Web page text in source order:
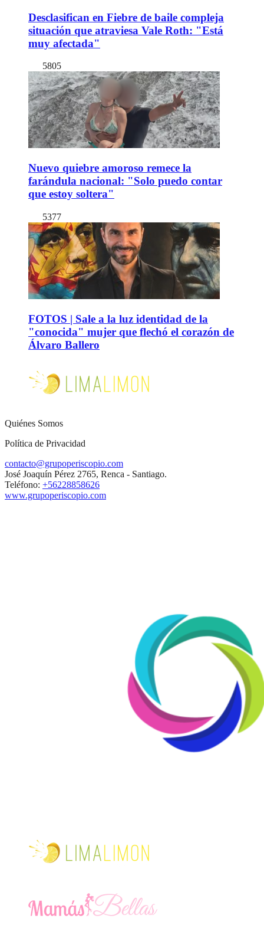
Desclasifican en Fiebre de baile compleja
situación que atraviesa Vale Roth: "Está
muy afectada"
5805
Nuevo quiebre amoroso remece la
farándula nacional: "Solo puedo contar
que estoy soltera"
5377
FOTOS | Sale a la luz identidad de la
"conocida" mujer que flechó el corazón de
Álvaro Ballero
Quiénes Somos
Política de Privacidad
contacto@grupoperiscopio.com
José Joaquín Pérez 2765, Renca - Santiago.
Teléfono: +56228858626
www.grupoperiscopio.com